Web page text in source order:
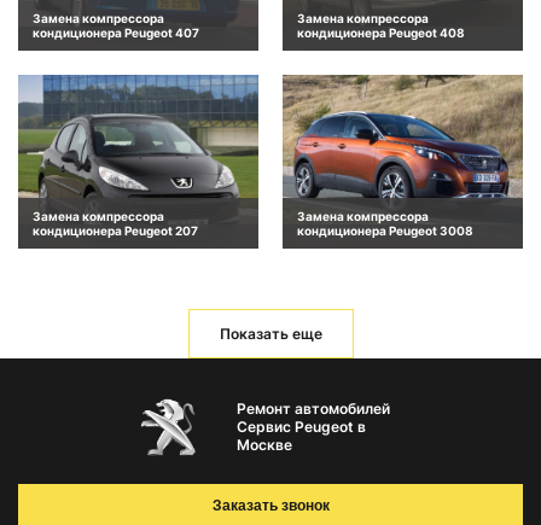
Замена компрессора
кондиционера Peugeot 407
Замена компрессора
кондиционера Peugeot 408
Замена компрессора
кондиционера Peugeot 207
Замена компрессора
кондиционера Peugeot 3008
Показать еще
Ремонт автомобилей
Сервис Peugeot в
Москве
Заказать звонок